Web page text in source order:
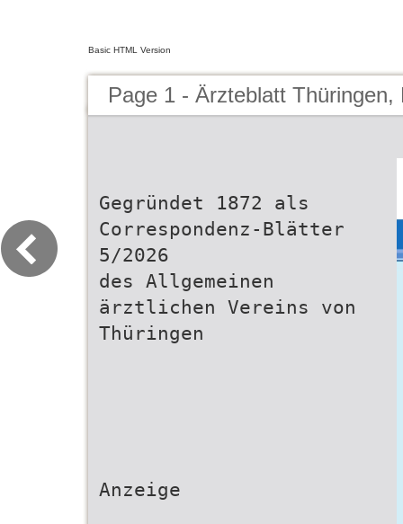
Basic HTML Version
Page 1 - Ärzteblatt Thüringen,
Gegründet 1872 als
Correspondenz-Blätter
5/2026
des Allgemeinen
ärztlichen Vereins von
Thüringen
Anzeige